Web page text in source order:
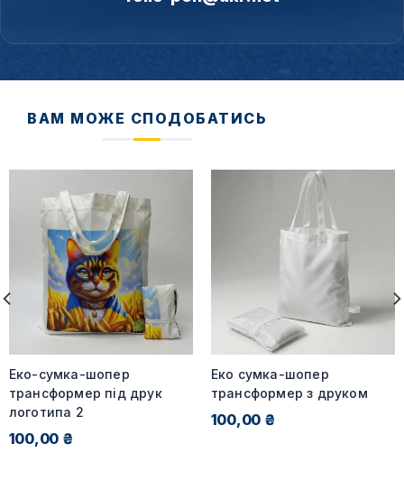
ВАМ МОЖЕ СПОДОБАТИСЬ
Еко-сумка-шопер
трансформер під друк
логотипа 2
100,00 ₴
Еко сумка-шопер
трансформер з друком
100,00 ₴